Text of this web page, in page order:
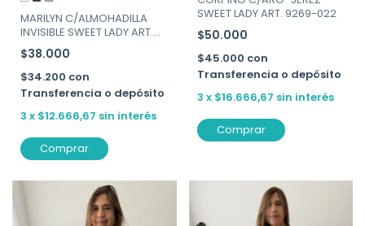
MARILYN C/ALMOHADILLA
INVISIBLE SWEET LADY ART.
207-130
$38.000
$34.200 con
Transferencia o depósito
3 x $12.666,67 sin interés
Comprar
SWEET LADY ART. 9269-022
$50.000
$45.000 con
Transferencia o depósito
3 x $16.666,67 sin interés
Comprar